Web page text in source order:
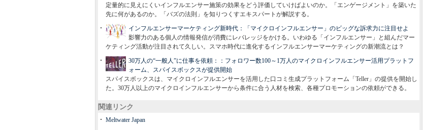
定量的に見えにくいインフルエンサー施策の効果をどう評価していけばよいのか。「エンゲージメント」を築いた
先に何があるのか。「バズの法則」を知りつくすエキスパートが解説する。
インフルエンサーマーケティング新時代：「マイクロインフルエンサー」のビッグな訴求力に注目せよ
影響力のある個人の情報発信が消費にレバレッジをかける。いわゆる「インフルエンサー」と組んだマー
ケティング活動が注目されて久しい。スマホ時代に進化するインフルエンサーマーケティングの新潮流とは？
30万人の“一般人”に仕事を依頼：：フォロワー数100～1万人のマイクロインフルエンサー活用プラットフ
ォーム、スパイスボックスが提供開始
スパイスボックスは、マイクロインフルエンサーを活用した口コミ生成プラットフォーム「Teller」の提供を開始し
た。30万人以上のマイクロインフルエンサーから条件に合う人材を検索、各種プロモーションの依頼ができる。
関連リンク
Meltwater Japan